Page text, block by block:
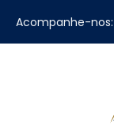
Acompanhe-nos: